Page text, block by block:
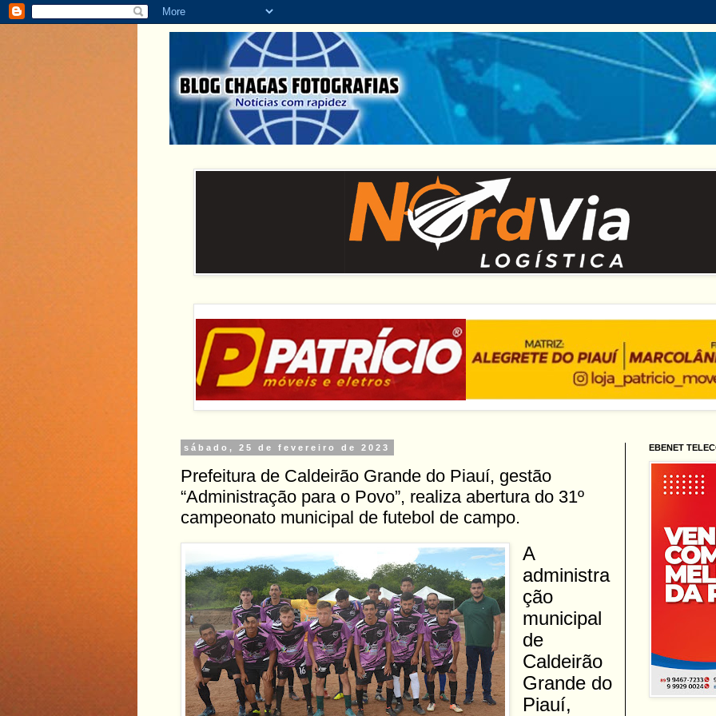
sábado, 25 de fevereiro de 2023
Prefeitura de Caldeirão Grande do Piauí, gestão
“Administração para o Povo”, realiza abertura do 31º
campeonato municipal de futebol de campo.
A
administra
ção
municipal
de
Caldeirão
Grande do
Piauí,
EBENET